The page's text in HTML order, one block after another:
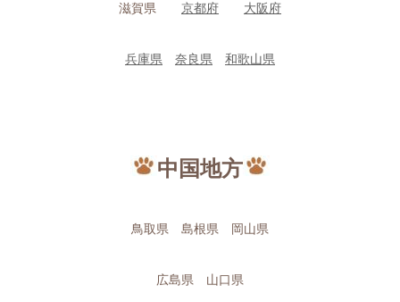
滋賀県 京都府 大阪府
兵庫県 奈良県 和歌山県
中国地方
鳥取県 島根県 岡山県
広島県 山口県